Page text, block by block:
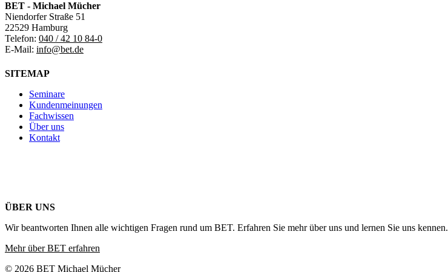
BET - Michael Mücher
Niendorfer Straße 51
22529 Hamburg
Telefon: 040 / 42 10 84-0
E-Mail: info@bet.de
SITEMAP
Seminare
Kundenmeinungen
Fachwissen
Über uns
Kontakt
ÜBER UNS
Wir beantworten Ihnen alle wichtigen Fragen rund um BET. Erfahren Sie mehr über uns und lernen Sie uns kennen.
Mehr über BET erfahren
© 2026 BET Michael Mücher